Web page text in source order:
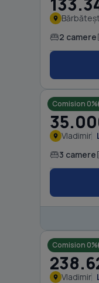
2 camere
Comision 0%
Casă cu 3
Vladimir
3 camere
Comision 0%
Casă în
Vladimir